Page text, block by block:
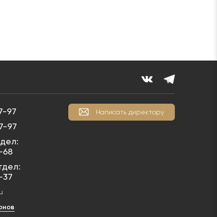
97
97
68
37
Написать директору